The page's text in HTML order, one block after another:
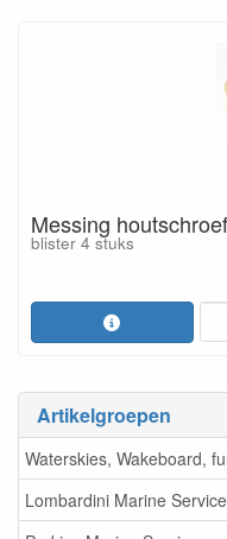
Artikelgroepen
Waterskies, Wakeboard,
Lombardini Marine
Messing
blister 4 stuks